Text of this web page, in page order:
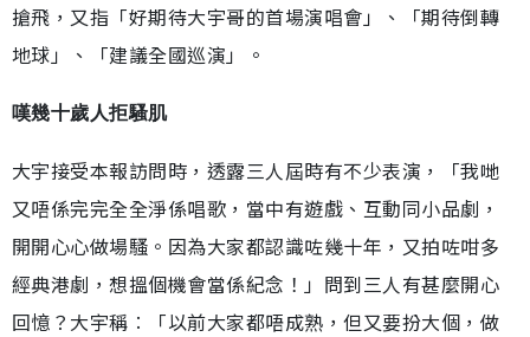
搶飛，又指「好期待大宇哥的首場演唱會」、「期待倒轉
地球」、「建議全國巡演」。
嘆幾十歲人拒騷肌
大宇接受本報訪問時，透露三人屆時有不少表演，「我哋
又唔係完完全全淨係唱歌，當中有遊戲、互動同小品劇，
開開心心做場騷。因為大家都認識咗幾十年，又拍咗咁多
經典港劇，想搵個機會當係紀念！」問到三人有甚麼開心
回憶？大宇稱︰「以前大家都唔成熟，但又要扮大個，做